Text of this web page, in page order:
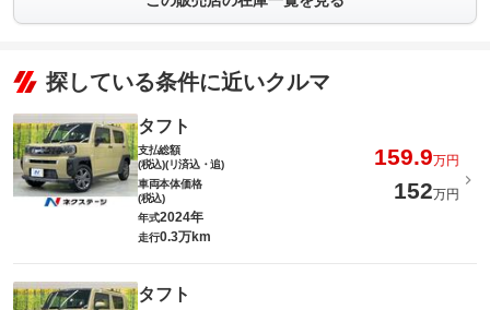
探している条件に近いクルマ
タフト
支払総額
(税込)(リ済込・追)
159.9万円
車両本体価格
(税込)
152万円
年式2024年
走行0.3万km
タフト